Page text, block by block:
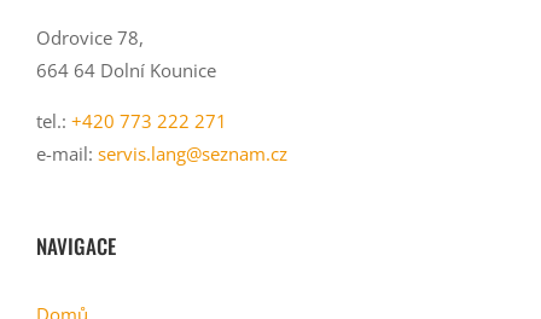
Odrovice 78,
664 64 Dolní Kounice
tel.: +420 773 222 271
e-mail: servis.lang@seznam.cz
NAVIGACE
Domů